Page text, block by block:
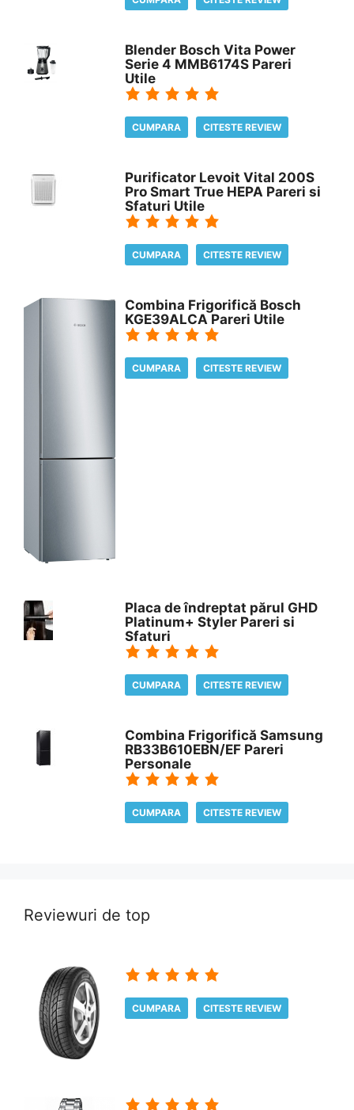
Blender Bosch Vita Power
Serie 4 MMB6174S Pareri
Utile
CUMPARA CITESTE REVIEW
Purificator Levoit Vital 200S
Pro Smart True HEPA Pareri si
Sfaturi Utile
CUMPARA CITESTE REVIEW
Combina Frigorifică Bosch
KGE39ALCA Pareri Utile
CUMPARA CITESTE REVIEW
Placa de îndreptat părul GHD
Platinum+ Styler Pareri si
Sfaturi
CUMPARA CITESTE REVIEW
Combina Frigorifică Samsung
RB33B610EBN/EF Pareri
Personale
CUMPARA CITESTE REVIEW
Reviewuri de top
CUMPARA CITESTE REVIEW